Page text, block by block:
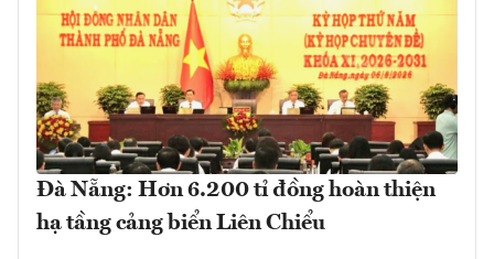
Đà Nẵng: Hơn 6.200 tỉ đồng hoàn thiện
hạ tầng cảng biển Liên Chiểu